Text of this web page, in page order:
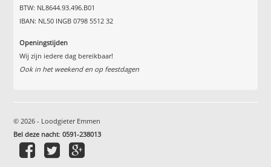
BTW: NL8644.93.496.B01
IBAN: NL50 INGB 0798 5512 32
Openingstijden
Wij zijn iedere dag bereikbaar!
Ook in het weekend en op feestdagen
© 2026 - Loodgieter Emmen
Bel deze nacht:0591-238013